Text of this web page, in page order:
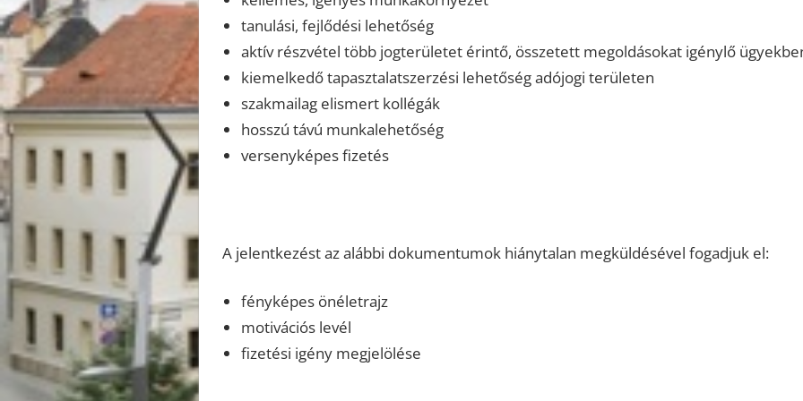
tanulási, fejlődési lehetőség
aktív részvétel több jogterületet érintő, összetett megoldásokat igénylő
kiemelkedő tapasztalatszerzési lehetőség adójogi területen
szakmailag elismert kollégák
hosszú távú munkalehetőség
versenyképes fizetés
A jelentkezést az alábbi dokumentumok hiánytalan megküldésével fogadjuk el:
fényképes önéletrajz
motivációs levél
fizetési igény megjelölése